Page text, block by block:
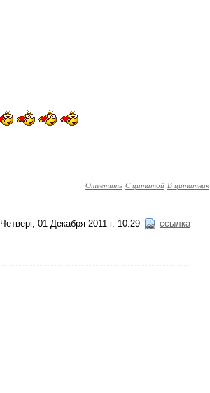
Ответить С цитатой В цитатник
Четверг, 01 Декабря 2011 г. 10:29 ссылка